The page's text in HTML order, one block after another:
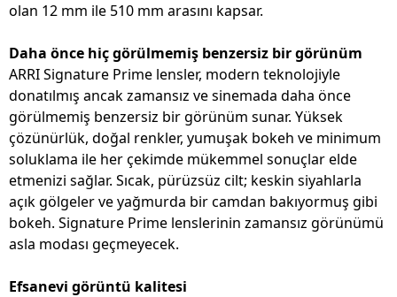
olan 12 mm ile 510 mm arasını kapsar.
Daha önce hiç görülmemiş benzersiz bir görünüm
ARRI Signature Prime lensler, modern teknolojiyle
donatılmış ancak zamansız ve sinemada daha önce
görülmemiş benzersiz bir görünüm sunar. Yüksek
çözünürlük, doğal renkler, yumuşak bokeh ve minimum
soluklama ile her çekimde mükemmel sonuçlar elde
etmenizi sağlar. Sıcak, pürüzsüz cilt; keskin siyahlarla
açık gölgeler ve yağmurda bir camdan bakıyormuş gibi
bokeh. Signature Prime lenslerinin zamansız görünümü
asla modası geçmeyecek.
Efsanevi görüntü kalitesi